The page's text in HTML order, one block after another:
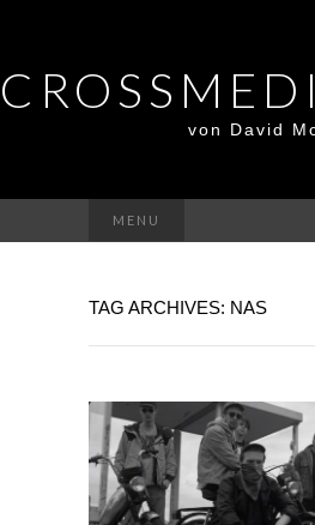
von David
MENU
TAG ARCHIVES: NAS